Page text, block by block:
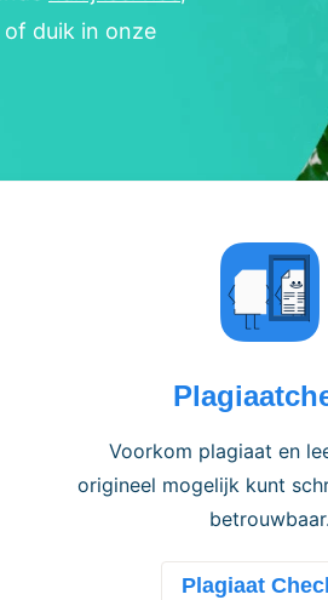
of duik in onze
Voorkom plagiaat en
origineel mogelijk kunt
betrouwbaar.
Plagiaat